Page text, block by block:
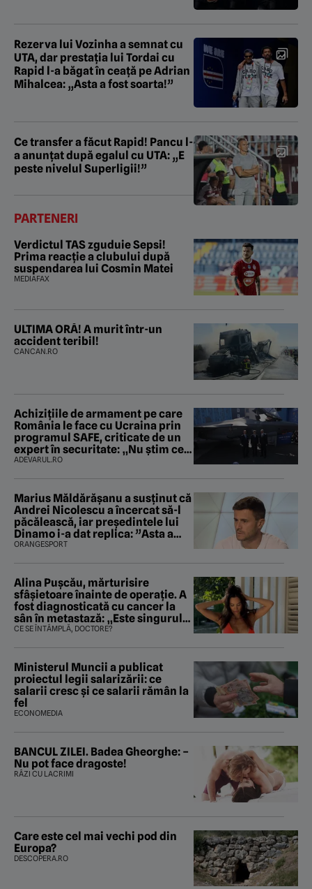
Rezerva lui Vozinha a semnat cu
UTA, dar prestația lui Tordai cu
Rapid l-a băgat în ceață pe Adrian
Mihalcea: „Asta a fost soarta!”
Ce transfer a făcut Rapid! Pancu l-
a anunțat după egalul cu UTA: „E
peste nivelul Superligii!”
PARTENERI
Verdictul TAS zguduie Sepsi!
Prima reacție a clubului după
suspendarea lui Cosmin Matei
MEDIAFAX
ULTIMA ORĂ! A murit într-un
accident teribil!
CANCAN.RO
Achizițiile de armament pe care
România le face cu Ucraina prin
programul SAFE, criticate de un
expert în securitate: „Nu știm ce
arme ne trebuie”
ADEVARUL.RO
Marius Măldărăşanu a susţinut că
Andrei Nicolescu a încercat să-l
păcălească, iar preşedintele lui
Dinamo i-a dat replica: ”Asta a
fost istoria”
ORANGESPORT
Alina Pușcău, mărturisire
sfâșietoare înainte de operație. A
fost diagnosticată cu cancer la
sân în metastază: „Este singurul
tratament care o să mă ajute să
CE SE ÎNTÂMPLĂ, DOCTORE?
Ministerul Muncii a publicat
proiectul legii salarizării: ce
salarii cresc și ce salarii rămân la
fel
ECONOMEDIA
BANCUL ZILEI. Badea Gheorghe: –
Nu pot face dragoste!
RÂZI CU LACRIMI
Care este cel mai vechi pod din
Europa?
DESCOPERA.RO